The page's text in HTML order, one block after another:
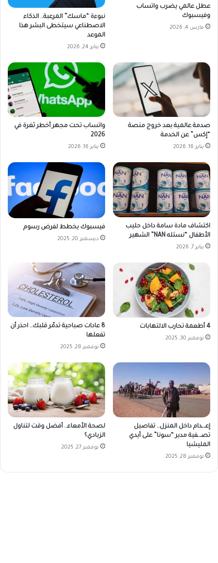
عطل عالمي يضرب واتساب
وفيسبوك
مارس 4, 2026
نبوءة “ماسك” المرعبة.. الذكاء
الاصطناعي سيتخطى البشر هذا
الموعد
يناير 24, 2026
صدمة عالمية بعد خروج منصة
“إكس” عن الخدمة
يناير 16, 2026
واتساب تحت مجهر أخطر ثغرة في
2026
يناير 16, 2026
اكتشاف مادة سامة داخل حليب
الأطفال “نستله NAN” الشهير
يناير 7, 2026
فيسبوك يخطط لفرض رسوم
ديسمبر 20, 2025
4 أطعمة تحارب الالتهابات
نوفمبر 30, 2025
8 عادات صباحية تدمّر قلبك.. احذر أن
تفعلها
نوفمبر 28, 2025
إعـ.ـدام داخل المنزل.. تفاصيل
تصـ.ـفية مدير “سونا” على أيدي
المليشيا
نوفمبر 28, 2025
لصحة الأمعاء.. أفضل وقت لتناول
الزبادي؟
نوفمبر 27, 2025